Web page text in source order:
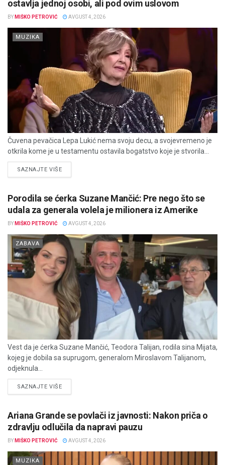
ostavlja jednoj osobi, ali pod ovim uslovom
BY MIŠKO PETROVIĆ AVGUST 4, 2026
MUZIKA
Čuvena pevačica Lepa Lukić nema svoju decu, a svojevremeno je
otkrila kome je u testamentu ostavila bogatstvo koje je stvorila...
SAZNAJTE VIŠEDETAILS
Porodila se ćerka Suzane Mančić: Pre nego što se
udala za generala volela je milionera iz Amerike
BY MIŠKO PETROVIĆ AVGUST 4, 2026
ZABAVA
Vest da je ćerka Suzane Mančić, Teodora Talijan, rodila sina Mijata,
kojeg je dobila sa suprugom, generalom Miroslavom Talijanom,
odjeknula...
SAZNAJTE VIŠEDETAILS
Ariana Grande se povlači iz javnosti: Nakon priča o
zdravlju odlučila da napravi pauzu
BY MIŠKO PETROVIĆ AVGUST 4, 2026
MUZIKA